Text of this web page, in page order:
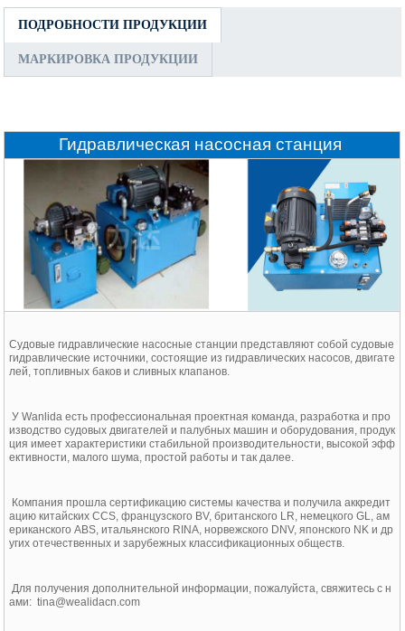
ПОДРОБНОСТИ ПРОДУКЦИИ
МАРКИРОВКА ПРОДУКЦИИ
Гидравлическая насосная станция
Судовые гидравлические насосные станции представляют собой судовые
гидравлические источники, состоящие из гидравлических насосов, двигате
лей, топливных баков и сливных клапанов.
У Wanlida есть профессиональная проектная команда, разработка и про
изводство судовых двигателей и палубных машин и оборудования, продук
ция имеет характеристики стабильной производительности, высокой эфф
ективности, малого шума, простой работы и так далее.
Компания прошла сертификацию системы качества и получила аккредит
ацию китайских CCS, французского BV, британского LR, немецкого GL, ам
ериканского ABS, итальянского RINA, норвежского DNV, японского NK и др
угих отечественных и зарубежных классификационных обществ.
Для получения дополнительной информации, пожалуйста, свяжитесь с н
ами: tina@wealidacn.com